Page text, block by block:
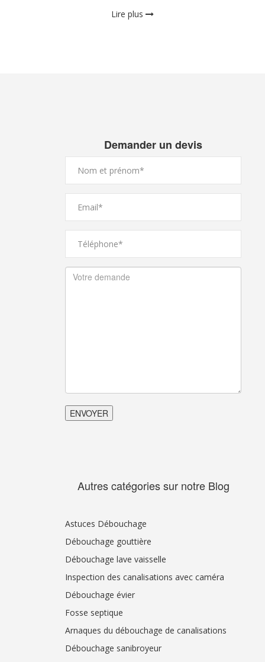
Lire plus
Demander un devis
Autres catégories sur notre Blog
Astuces Débouchage
Débouchage gouttière
Débouchage lave vaisselle
Inspection des canalisations avec caméra
Débouchage évier
Fosse septique
Arnaques du débouchage de canalisations
Débouchage sanibroyeur